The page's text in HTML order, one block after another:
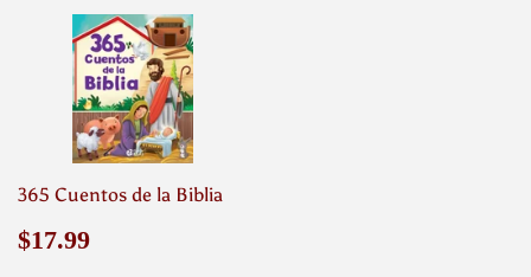
365 Cuentos de la Biblia
Precio
$17.99